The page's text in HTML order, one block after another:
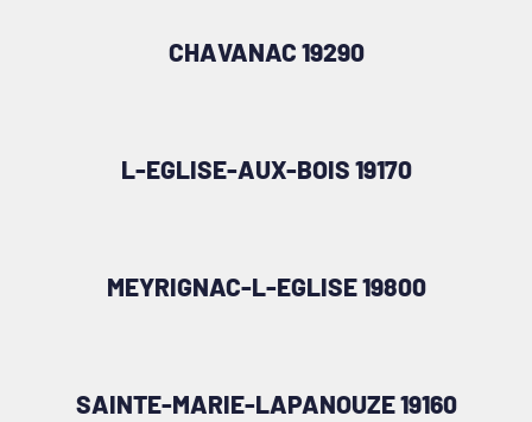
CHAVANAC 19290
L-EGLISE-AUX-BOIS 19170
MEYRIGNAC-L-EGLISE 19800
SAINTE-MARIE-LAPANOUZE 19160